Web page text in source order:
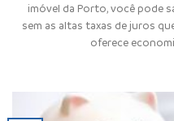
imóvel da Porto, você pode
sem as altas taxas de juros
oferece